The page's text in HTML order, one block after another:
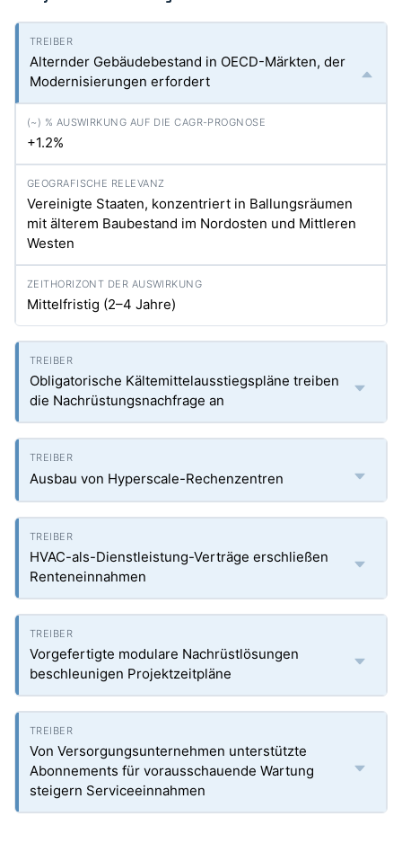
Alternder Gebäudebestand in OECD-Märkten, der
Modernisierungen erfordert
+1.2%
Vereinigte Staaten, konzentriert in Ballungsräumen
mit älterem Baubestand im Nordosten und Mittleren
Westen
Mittelfristig (2–4 Jahre)
Obligatorische Kältemittelausstiegspläne treiben
die Nachrüstungsnachfrage an
Ausbau von Hyperscale-Rechenzentren
HVAC-als-Dienstleistung-Verträge erschließen
Renteneinnahmen
Vorgefertigte modulare Nachrüstlösungen
beschleunigen Projektzeitpläne
Von Versorgungsunternehmen unterstützte
Abonnements für vorausschauende Wartung
steigern Serviceeinnahmen